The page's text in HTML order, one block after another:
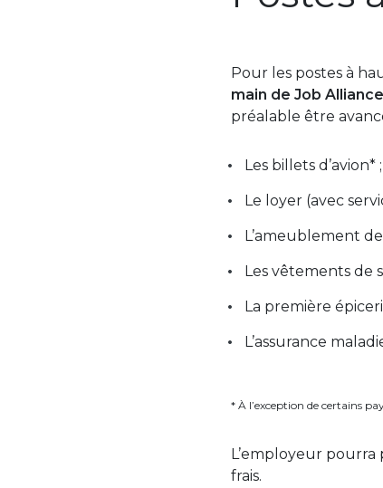
Pour les postes à
main de Job Alliance
préalable être
Les billets d’avion* ;
Le loyer (avec
L’ameublement de
Les vêtements de
La première
L’assurance
* À l’exception de certains
L’employeur
frais.